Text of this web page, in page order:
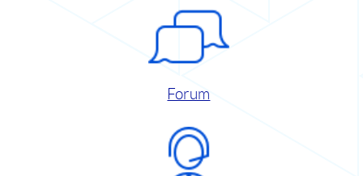
Forum